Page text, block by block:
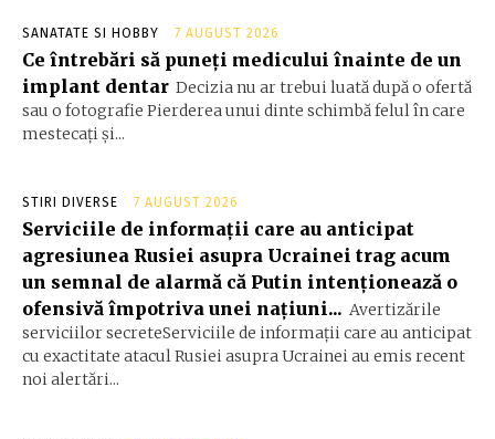
SANATATE SI HOBBY 7 AUGUST 2026
Ce întrebări să puneți medicului înainte de un
implant dentar Decizia nu ar trebui luată după o ofertă
sau o fotografie Pierderea unui dinte schimbă felul în care
mestecați și...
STIRI DIVERSE 7 AUGUST 2026
Serviciile de informații care au anticipat
agresiunea Rusiei asupra Ucrainei trag acum
un semnal de alarmă că Putin intenționează o
ofensivă împotriva unei națiuni... Avertizările
serviciilor secreteServiciile de informații care au anticipat
cu exactitate atacul Rusiei asupra Ucrainei au emis recent
noi alertări...